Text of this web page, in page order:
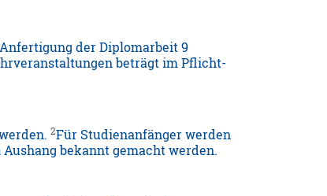
der Diplomarbeit 9
beträgt im Pflicht-
2Für Studienanfänger werden
bekannt gemacht werden.